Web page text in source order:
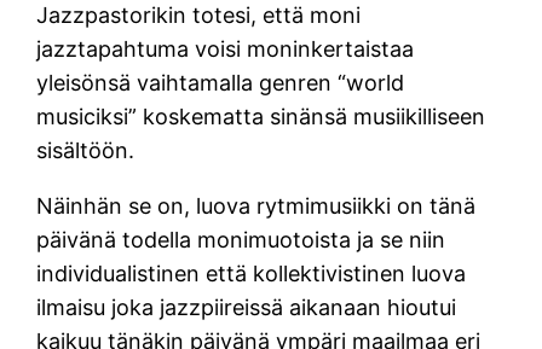
Jazzpastorikin totesi, että moni
jazztapahtuma voisi moninkertaistaa
yleisönsä vaihtamalla genren “world
musiciksi” koskematta sinänsä musiikilliseen
sisältöön.
Näinhän se on, luova rytmimusiikki on tänä
päivänä todella monimuotoista ja se niin
individualistinen että kollektivistinen luova
ilmaisu joka jazzpiireissä aikanaan hioutui
kaikuu tänäkin päivänä ympäri maailmaa eri